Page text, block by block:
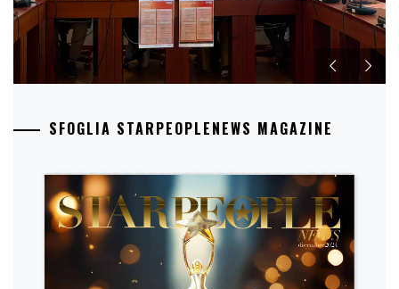
SFOGLIA STARPEOPLENEWS MAGAZINE